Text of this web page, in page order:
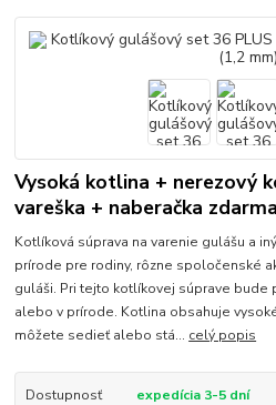
Vysoká kotlina + nerezový
vareška + naberačka
Kotlíková súprava na varenie gulášu a
prírode pre rodiny, rôzne spoločenské
guláši. Pri tejto kotlíkovej súprave bude
alebo v prírode. Kotlina obsahuje
môžete sedieť alebo stá... celý popis
Dostupnosť expedícia 3-5 dní